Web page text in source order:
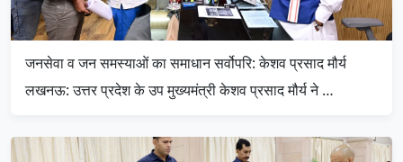
जनसेवा व जन समस्याओं का समाधान सर्वोपरि: केशव प्रसाद मौर्य
लखनऊ: उत्तर प्रदेश के उप मुख्यमंत्री केशव प्रसाद मौर्य ने …